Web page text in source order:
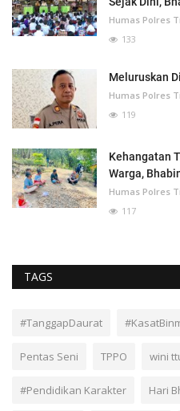
Humas Polres
133
Meluruskan
Humas Polres
119
Kehangatan
Warga,
Humas Polres
117
TAGS
#TanggapDaurat
Pentas Seni TPPO wini
#Pendidikan Karakter Hari